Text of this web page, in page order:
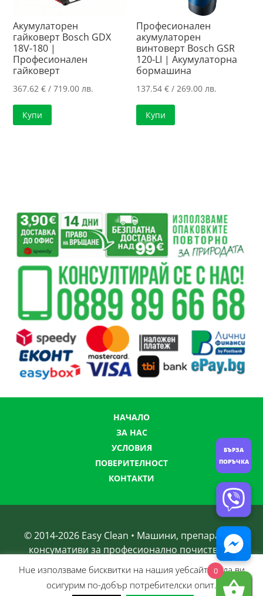
Акумулаторен
гайковерт Bosch GDX
18V-180 |
Професионален
гайковерт
367.62€ / 719.00 лв.
Купи
Професионален
акумулаторен
винтоверт Bosch GSR
120-LI | Акумулаторна
бормашина
137.54€ / 269.00 лв.
Купи
НАЧАЛО
ЗА НАС
УСЛОВИЯ
ПОВЕРИТЕЛНОСТ
КОНТАКТИ
© 2014-2026 Easy Clean • Машини, препарати и
консумативи за професионално почистване
Нue използвамe бисквитки на нашия уебсайт, за да ви
осигурим по-добър потребителски опит.
0
БЪРЗА
ПОРЪЧКА